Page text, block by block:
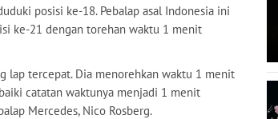
posisi ke-18. Pebalap asal Indonesia ini
ke-21 dengan torehan waktu 1 menit
lap tercepat. Dia menorehkan waktu 1 menit
catatan waktunya menjadi 1 menit
Mercedes, Nico Rosberg.